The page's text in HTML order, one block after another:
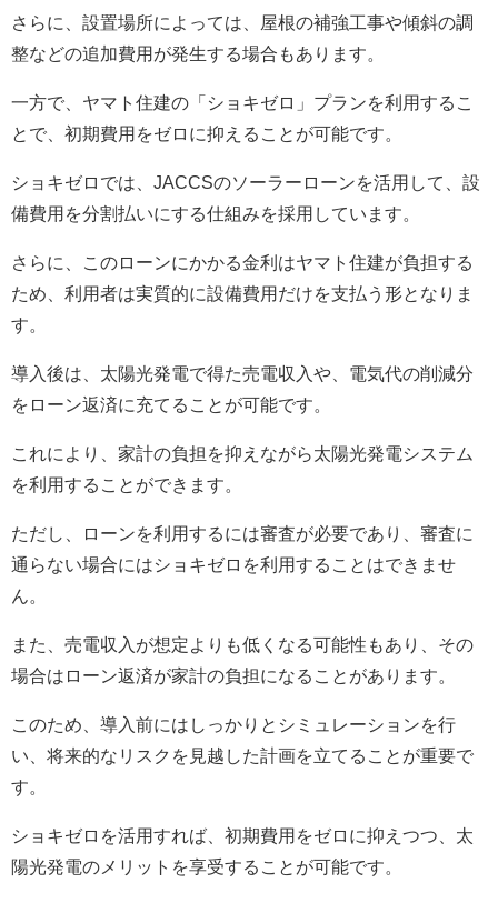
さらに、設置場所によっては、屋根の補強工事や傾斜の調
整などの追加費用が発生する場合もあります。
一方で、ヤマト住建の「ショキゼロ」プランを利用するこ
とで、初期費用をゼロに抑えることが可能です。
ショキゼロでは、JACCSのソーラーローンを活用して、設
備費用を分割払いにする仕組みを採用しています。
さらに、このローンにかかる金利はヤマト住建が負担する
ため、利用者は実質的に設備費用だけを支払う形となりま
す。
導入後は、太陽光発電で得た売電収入や、電気代の削減分
をローン返済に充てることが可能です。
これにより、家計の負担を抑えながら太陽光発電システム
を利用することができます。
ただし、ローンを利用するには審査が必要であり、審査に
通らない場合にはショキゼロを利用することはできませ
ん。
また、売電収入が想定よりも低くなる可能性もあり、その
場合はローン返済が家計の負担になることがあります。
このため、導入前にはしっかりとシミュレーションを行
い、将来的なリスクを見越した計画を立てることが重要で
す。
ショキゼロを活用すれば、初期費用をゼロに抑えつつ、太
陽光発電のメリットを享受することが可能です。